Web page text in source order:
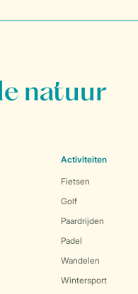
natuur
Activiteiten
Fietsen
Golf
Paardrijden
Padel
Wandelen
Wintersport